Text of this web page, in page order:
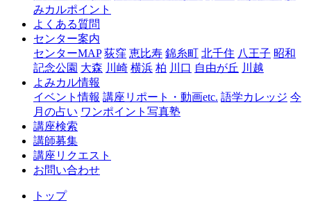
由
丘
みカルポイント
よくある質問
センター案内
センターMAP 荻窪 恵比寿 錦糸町 北千住 八王子 昭和
記念公園 大森 川崎 横浜 柏 川口 自由が丘 川越
よみカル情報
イベント情報 講座リポート・動画etc. 語学カレッジ 今
月の占い ワンポイント写真塾
講座検索
講師募集
講座リクエスト
お問い合わせ
トップ